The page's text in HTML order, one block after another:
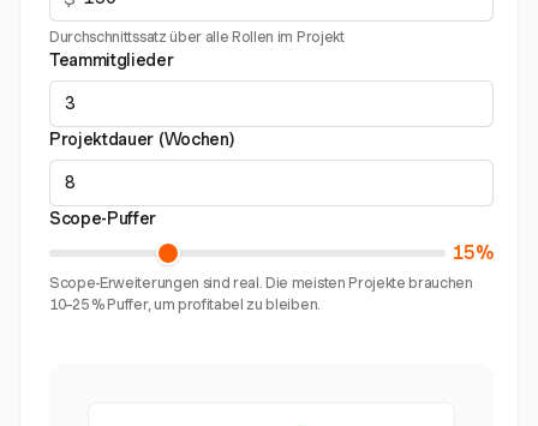
Durchschnittssatz über alle Rollen im Projekt
Teammitglieder
Projektdauer (Wochen)
Scope-Puffer
15%
Scope-Erweiterungen sind real. Die meisten Projekte brauchen
10–25 % Puffer, um profitabel zu bleiben.